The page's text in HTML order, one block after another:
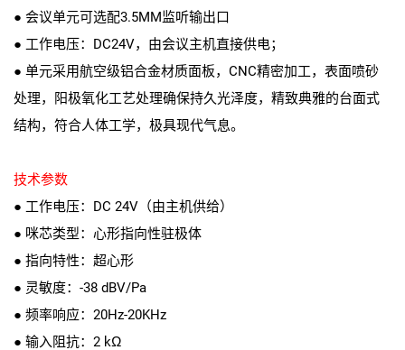
● 会议单元可选配3.5MM监听输出口
● 工作电压：DC24V，由会议主机直接供电；
● 单元采用航空级铝合金材质面板，CNC精密加工，表面喷砂
处理，阳极氧化工艺处理确保持久光泽度，精致典雅的台面式
结构，符合人体工学，极具现代气息。
技术参数
● 工作电压：DC 24V（由主机供给）
● 咪芯类型：心形指向性驻极体
● 指向特性：超心形
● 灵敏度：-38 dBV/Pa
● 频率响应：20Hz-20KHz
● 输入阻抗：2 kΩ